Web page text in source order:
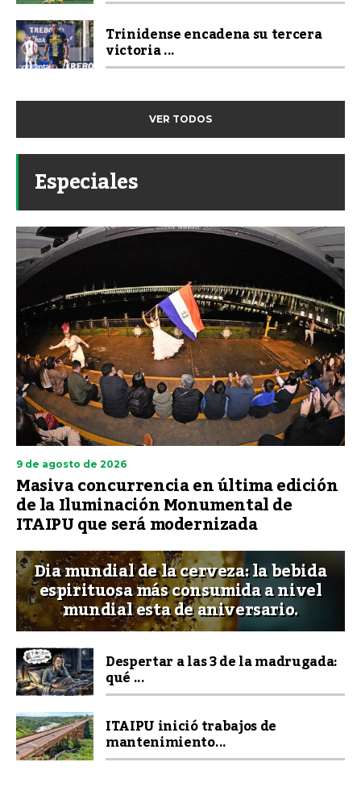
Trinidense encadena su tercera
victoria ...
VER TODOS
Especiales
9 de agosto de 2026
Masiva concurrencia en última edición
de la Iluminación Monumental de
ITAIPU que será modernizada
Dia mundial de la cerveza: la bebida
espirituosa más consumida a nivel
mundial esta de aniversario.
Despertar a las 3 de la madrugada:
qué ...
ITAIPU inició trabajos de
mantenimiento...